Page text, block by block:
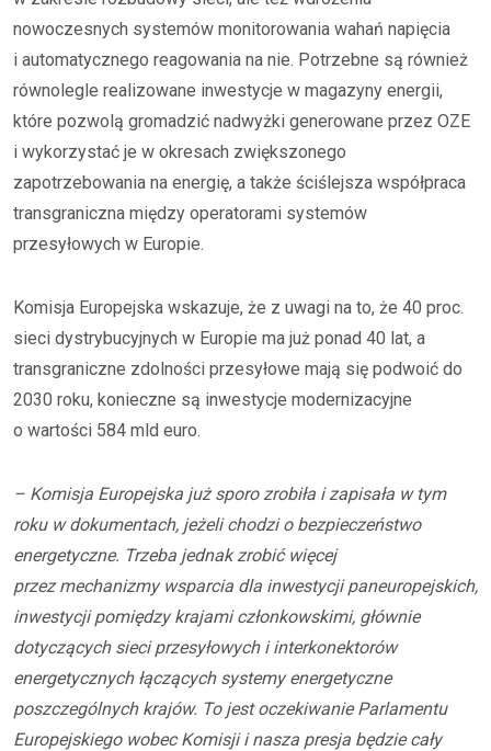
nowoczesnych systemów monitorowania wahań napięcia
i automatycznego reagowania na nie. Potrzebne są również
równolegle realizowane inwestycje w magazyny energii,
które pozwolą gromadzić nadwyżki generowane przez OZE
i wykorzystać je w okresach zwiększonego
zapotrzebowania na energię, a także ściślejsza współpraca
transgraniczna między operatorami systemów
przesyłowych w Europie.
Komisja Europejska wskazuje, że z uwagi na to, że 40 proc.
sieci dystrybucyjnych w Europie ma już ponad 40 lat, a
transgraniczne zdolności przesyłowe mają się podwoić do
2030 roku, konieczne są inwestycje modernizacyjne
o wartości 584 mld euro.
– Komisja Europejska już sporo zrobiła i zapisała w tym
roku w dokumentach, jeżeli chodzi o bezpieczeństwo
energetyczne. Trzeba jednak zrobić więcej
przez mechanizmy wsparcia dla inwestycji paneuropejskich,
inwestycji pomiędzy krajami członkowskimi, głównie
dotyczących sieci przesyłowych i interkonektorów
energetycznych łączących systemy energetyczne
poszczególnych krajów. To jest oczekiwanie Parlamentu
Europejskiego wobec Komisji i nasza presja będzie cały